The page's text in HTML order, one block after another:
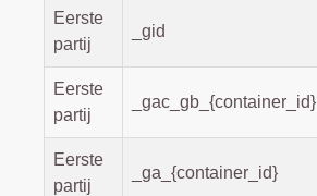
Eerste
partij
_gid
Eerste
partij
_gac_gb_{container_id}
Eerste
partij
_ga_{container_id}